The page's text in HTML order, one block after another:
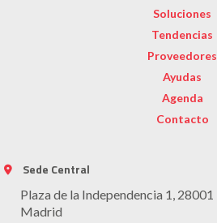
Soluciones
Tendencias
Proveedores
Ayudas
Agenda
Contacto
Sede Central
Plaza de la Independencia 1, 28001
Madrid